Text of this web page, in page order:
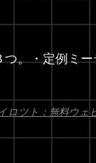
。・定例ミ
ロツト：無料ウェ